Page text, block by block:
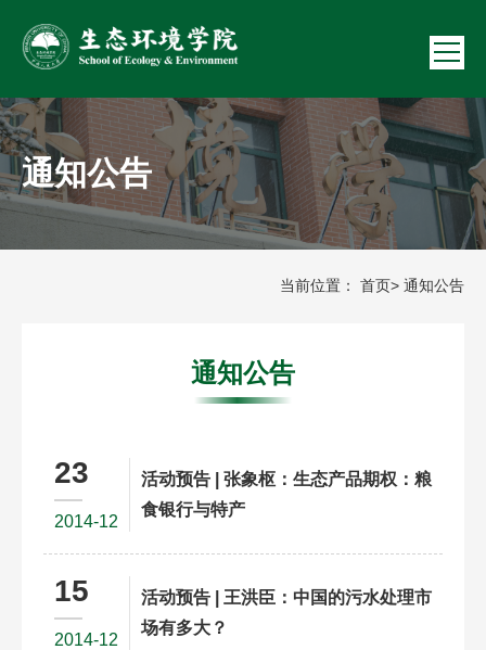
通知公告
当前位置： 首页> 通知公告
通知公告
23
2014-12
活动预告 | 张象枢：生态产品期权：粮
食银行与特产
15
2014-12
活动预告 | 王洪臣：中国的污水处理市
场有多大？